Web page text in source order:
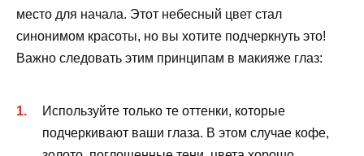
место для начала. Этот небесный цвет стал
синонимом красоты, но вы хотите подчеркнуть это!
Важно следовать этим принципам в макияже глаз:
Используйте только те оттенки, которые
подчеркивают ваши глаза. В этом случае кофе,